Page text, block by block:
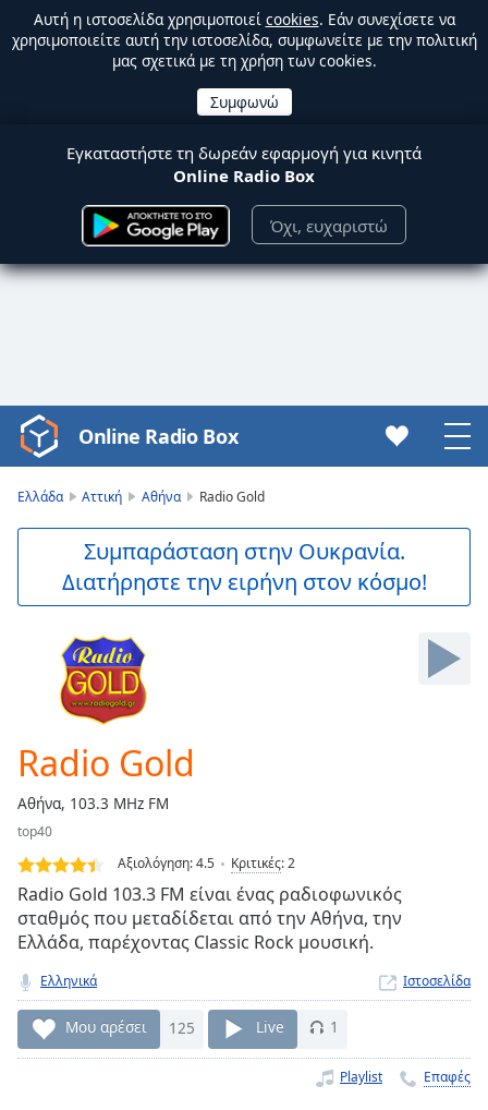
Αυτή η ιστοσελίδα χρησιμοποιεί cookies. Εάν συνεχίσετε να
χρησιμοποιείτε αυτή την ιστοσελίδα, συμφωνείτε με την πολιτική
μας σχετικά με τη χρήση των cookies.
Εγκαταστήστε τη δωρεάν εφαρμογή για κινητά
Online Radio Box
Όχι, ευχαριστώ
Video
Player
Skip
Current
Loaded:
0.00%
Stream
Type LIVE
Seek to
live,
currently
live
LIVE
Remaining
Time-
Online Radio Box
Ελλάδα Αττική Αθήνα Radio Gold
Συμπαράσταση στην Ουκρανία.
Διατήρηστε την ειρήνη στον κόσμο!
Radio Gold
Αθήνα, 103.3 MHz FM
top40
Αξιολόγηση:4.5 Κριτικές:2
Radio Gold 103.3 FM είναι ένας ραδιοφωνικός
σταθμός που μεταδίδεται από την Αθήνα, την
Ελλάδα, παρέχοντας Classic Rock μουσική.
Ελληνικά Ιστοσελίδα
Μου αρέσει 125 Live 1
Playlist Επαφές